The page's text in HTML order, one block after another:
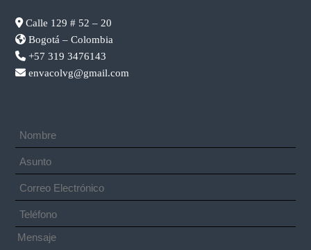
Calle 129 # 52 – 20
Bogotá – Colombia
+57 319 3476143
envacolvg@gmail.com